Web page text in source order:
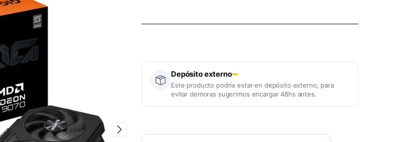
Depósito externo
Este producto podría estar en depósito externo, para
evitar demoras sugerimos encargar 48hs antes.